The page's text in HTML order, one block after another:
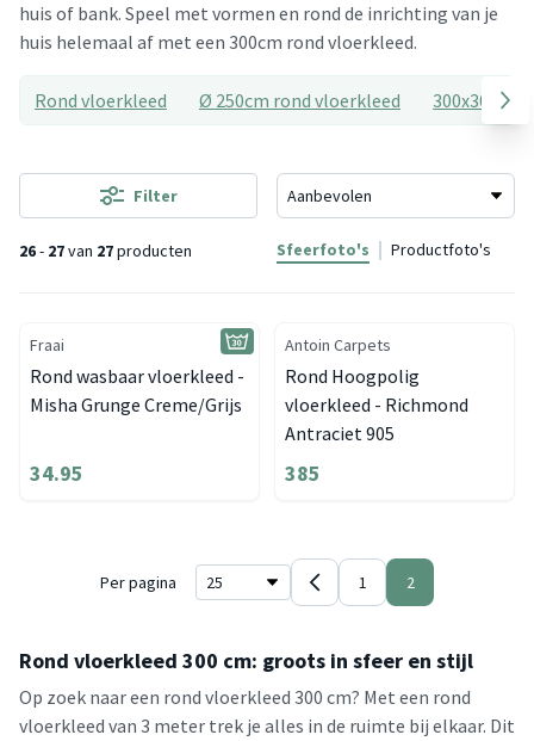
huis of bank. Speel met vormen en rond de inrichting van je
huis helemaal af met een 300cm rond vloerkleed.
Rond vloerkleed Ø 250cm rond vloerkleed 300x300cm
26- 27van 27producten
Filter
Sfeerfoto's Productfoto's
Fraai
Rond wasbaar vloerkleed -
Misha Grunge Creme/Grijs
34.95
Antoin Carpets
Rond Hoogpolig
vloerkleed - Richmond
Antraciet 905
385
Per pagina 1 2
Rond vloerkleed 300 cm: groots in sfeer en stijl
Op zoek naar een rond vloerkleed 300 cm? Met een rond
vloerkleed van 3 meter trek je alles in de ruimte bij elkaar. Dit